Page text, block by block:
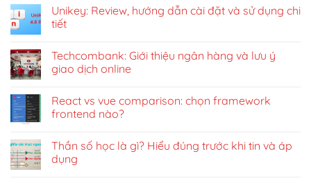
Unikey: Review, hướng dẫn cài đặt và sử dụng chi
tiết
Techcombank: Giới thiệu ngân hàng và lưu ý
giao dịch online
React vs vue comparison: chọn framework
frontend nào?
Thần số học là gì? Hiểu đúng trước khi tin và áp
dụng